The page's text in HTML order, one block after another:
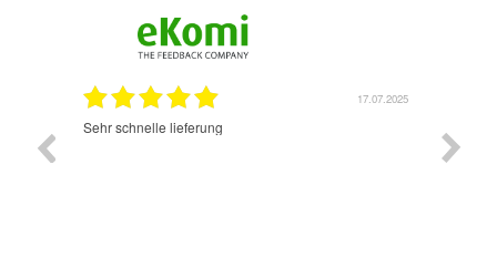
17.07.2025 02.07.2025
Sehr guter Schopp. Schon das 2 mal bestellt. Werde
ich wider machen. Gut und schnell bestellen. Lieferung
sehr schnell und sehr gut. Kann nur weiter empfehlen.